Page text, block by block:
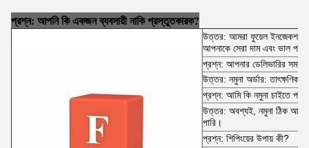
প্রশ্ন: আপনি কি একজন ব্যবসায়ী নাকি প্রস্তুতকারক?
উত্তর: আমরা ফুয়েল ইনজেকশন
আপনাকে সেরা দাম এবং ভাল
প্রশ্ন: আপনার ডেলিভারির সময়
উত্তর: নমুনা অর্ডার: তাৎক্ষণিক
প্রশ্ন: আমি কি নমুনা চাইতে
উত্তর: অবশ্যই, নমুনা ঠিক আছে
পারি।
প্রশ্ন: শিপিংয়ের উপায় কী?